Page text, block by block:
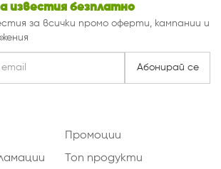
известия безплатно
за всички промо оферти, кампании и
Абонирай се
Промоции
Топ продукти